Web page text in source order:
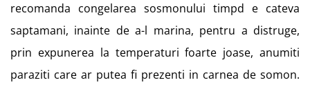
recomanda congelarea sosmonului timpd e cateva
saptamani, inainte de a-l marina, pentru a distruge,
prin expunerea la temperaturi foarte joase, anumiti
paraziti care ar putea fi prezenti in carnea de somon.